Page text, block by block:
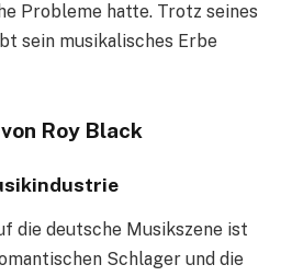
Probleme hatte. Trotz seines
sein musikalisches Erbe
Roy Black
die deutsche Musikszene ist
Schlager und die